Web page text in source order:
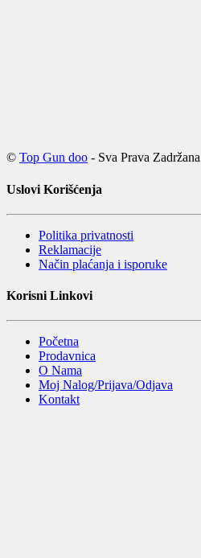
© Top Gun doo - Sva Prava Zadržana
Uslovi Korišćenja
Politika privatnosti
Reklamacije
Način plaćanja i isporuke
Korisni Linkovi
Početna
Prodavnica
O Nama
Moj Nalog/Prijava/Odjava
Kontakt